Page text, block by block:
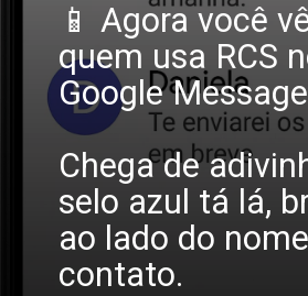
📱 Agora você
quem usa RCS
Google
Chega de
selo azul tá lá,
ao lado do
contato.